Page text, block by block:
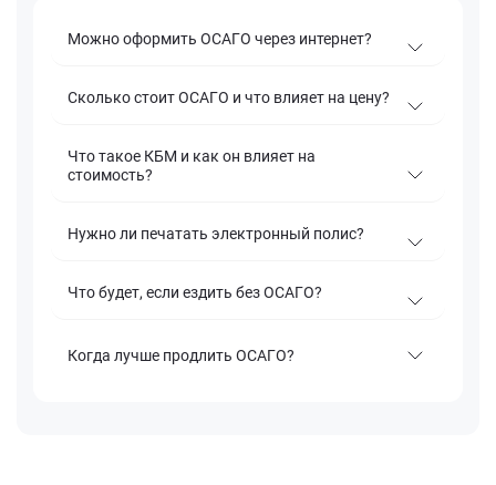
Можно оформить ОСАГО через интернет?
Сколько стоит ОСАГО и что влияет на цену?
Что такое КБМ и как он влияет на
стоимость?
Нужно ли печатать электронный полис?
Что будет, если ездить без ОСАГО?
Когда лучше продлить ОСАГО?